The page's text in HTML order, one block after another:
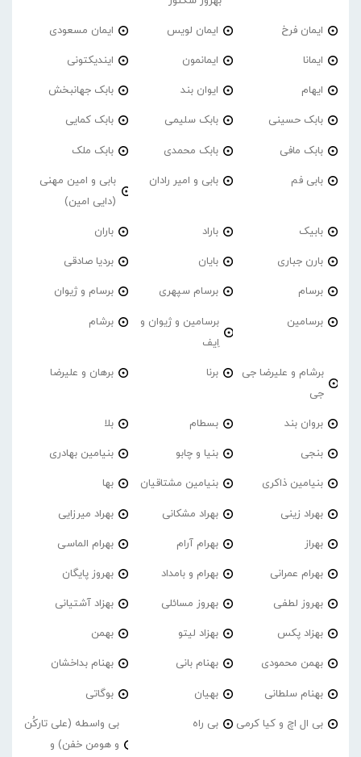
ایمان فرخ ایمان لویس ایمان مسعودی
ایمانا ایمانمون ایندیکتونی
ایهام ایوان بند بابک جهانبخش
بابک حسینی بابک سلیمی بابک کمایی
بابک مافی بابک محمدی بابک ملک
بابی فم بابی و امیر رادان
بابی و امین مهنی
(دایی امین)
بابیک باراد باران
بارن جباری بایان بردیا صادقی
برسام برسام سپهری برسام و ژیوان
برسامین
برسامین و ژیوان و
اِیف
برشام
برشام و علیرضا جی
جی
برنا برهان و علیرضا
بروان بند بسطام بلا
بنجی بنیا و چابو بنیامین بهادری
بنیامین ذاکری بنیامین مشتاقیان بها
بهراد زینی بهراد مشکانی بهراد میرزایی
بهراز بهرام آرام بهرام الماسی
بهرام عمرانی بهرام و بامداد بهروز پایگان
بهروز لطفی بهروز مسائلی بهزاد آشتیانی
بهزاد پکس بهزاد لیتو بهمن
بهمن محمودی بهنام بانی بهنام بداخشان
بهنام سلطانی بهیان بوگاتی
بی ال اچ و کیا کرمی بی راه
بی واسطه (علی تارکُن
و هومن خفن) و